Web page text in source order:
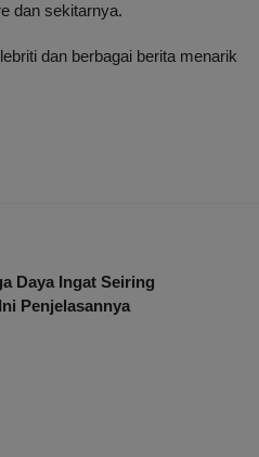
dan sekitarnya.
dan berbagai berita menarik
Daya Ingat Seiring
Penjelasannya